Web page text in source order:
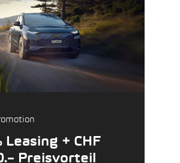
Leasing + CHF
Preisvorteil